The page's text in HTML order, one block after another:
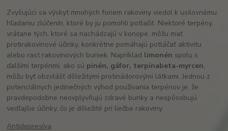
Zvyšujúci sa výskyt mnohých foriem rakoviny viedol k usilovnému
hľadaniu zlúčenín, ktoré by ju pomohli potlačiť. Niektoré terpény,
vrátane tých, ktoré sa nachádzajú v konope, môžu mať
protirakovinové účinky, konkrétne pomáhajú potláčať aktivitu
alebo rast rakovinových buniek. Napríklad limonén spolu s
ďalšími terpénmi, ako sú pinén, gáfor, terpínabeta-myrcen,
môžu byť obzvlášť dôležitými protinádorovými látkami. Jednou z
potenciálnych jedinečných výhod používania terpénov je, že
pravdepodobne neovplyvňujú zdravé bunky a nespôsobujú
vedľajšie účinky, čo je dôležité pri liečbe rakoviny.
Antidepresíva